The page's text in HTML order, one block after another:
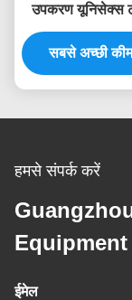
उपकरण यूनिसेक्स
केंद्र उपकरण बाड़
सबसे अच्छी
हमसे संपर्क करें
ईमेल